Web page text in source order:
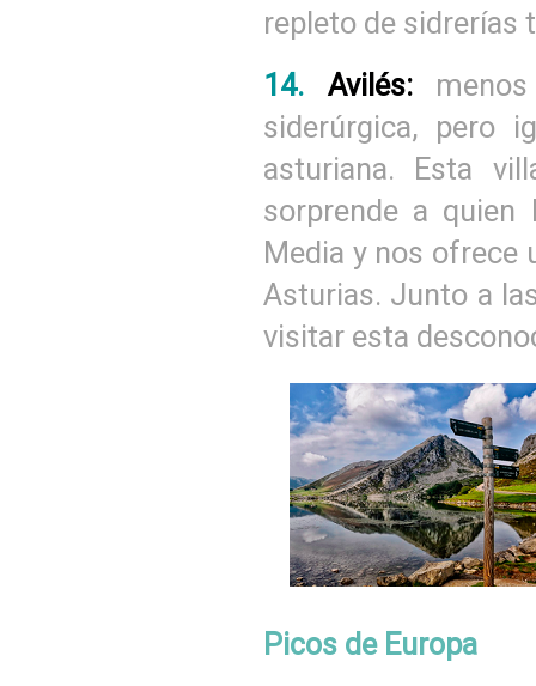
repleto de sidrerías
14.
Avilés:
siderúrgica, pero
asturiana. Esta
sorprende a
Media y nos ofrece
Asturias. Junto a
visitar esta
Picos de Europa